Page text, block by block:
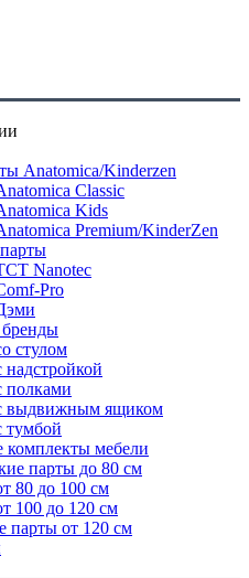
Anatomica/Kinderzen
Classic
Kids
Premium/KinderZen
Nanotec
Pro
стулом
полками
выдвижным ящиком
тумбой
комплекты мебели
парты до 80 см
80 до 100 см
100 до 120 см
парты от 120 см